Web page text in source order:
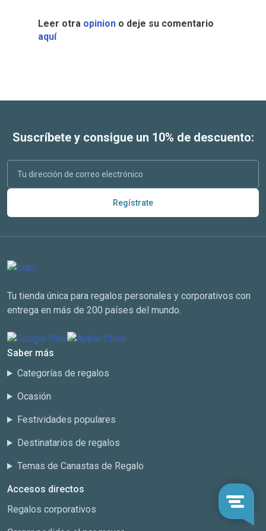
Leer otra opiniono deje su comentario
aquí
Suscríbete y consigue un 10% de descuento:
Regístrate
Tu tienda única para regalos personales y corporativos con
entrega en más de 200 países del mundo.
Saber más
Categorías de regalos
Ocasión
Festividades populares
Destinatarios de regalos
Temas de Canastas de Regalo
Accesos directos
Regalos corporativos